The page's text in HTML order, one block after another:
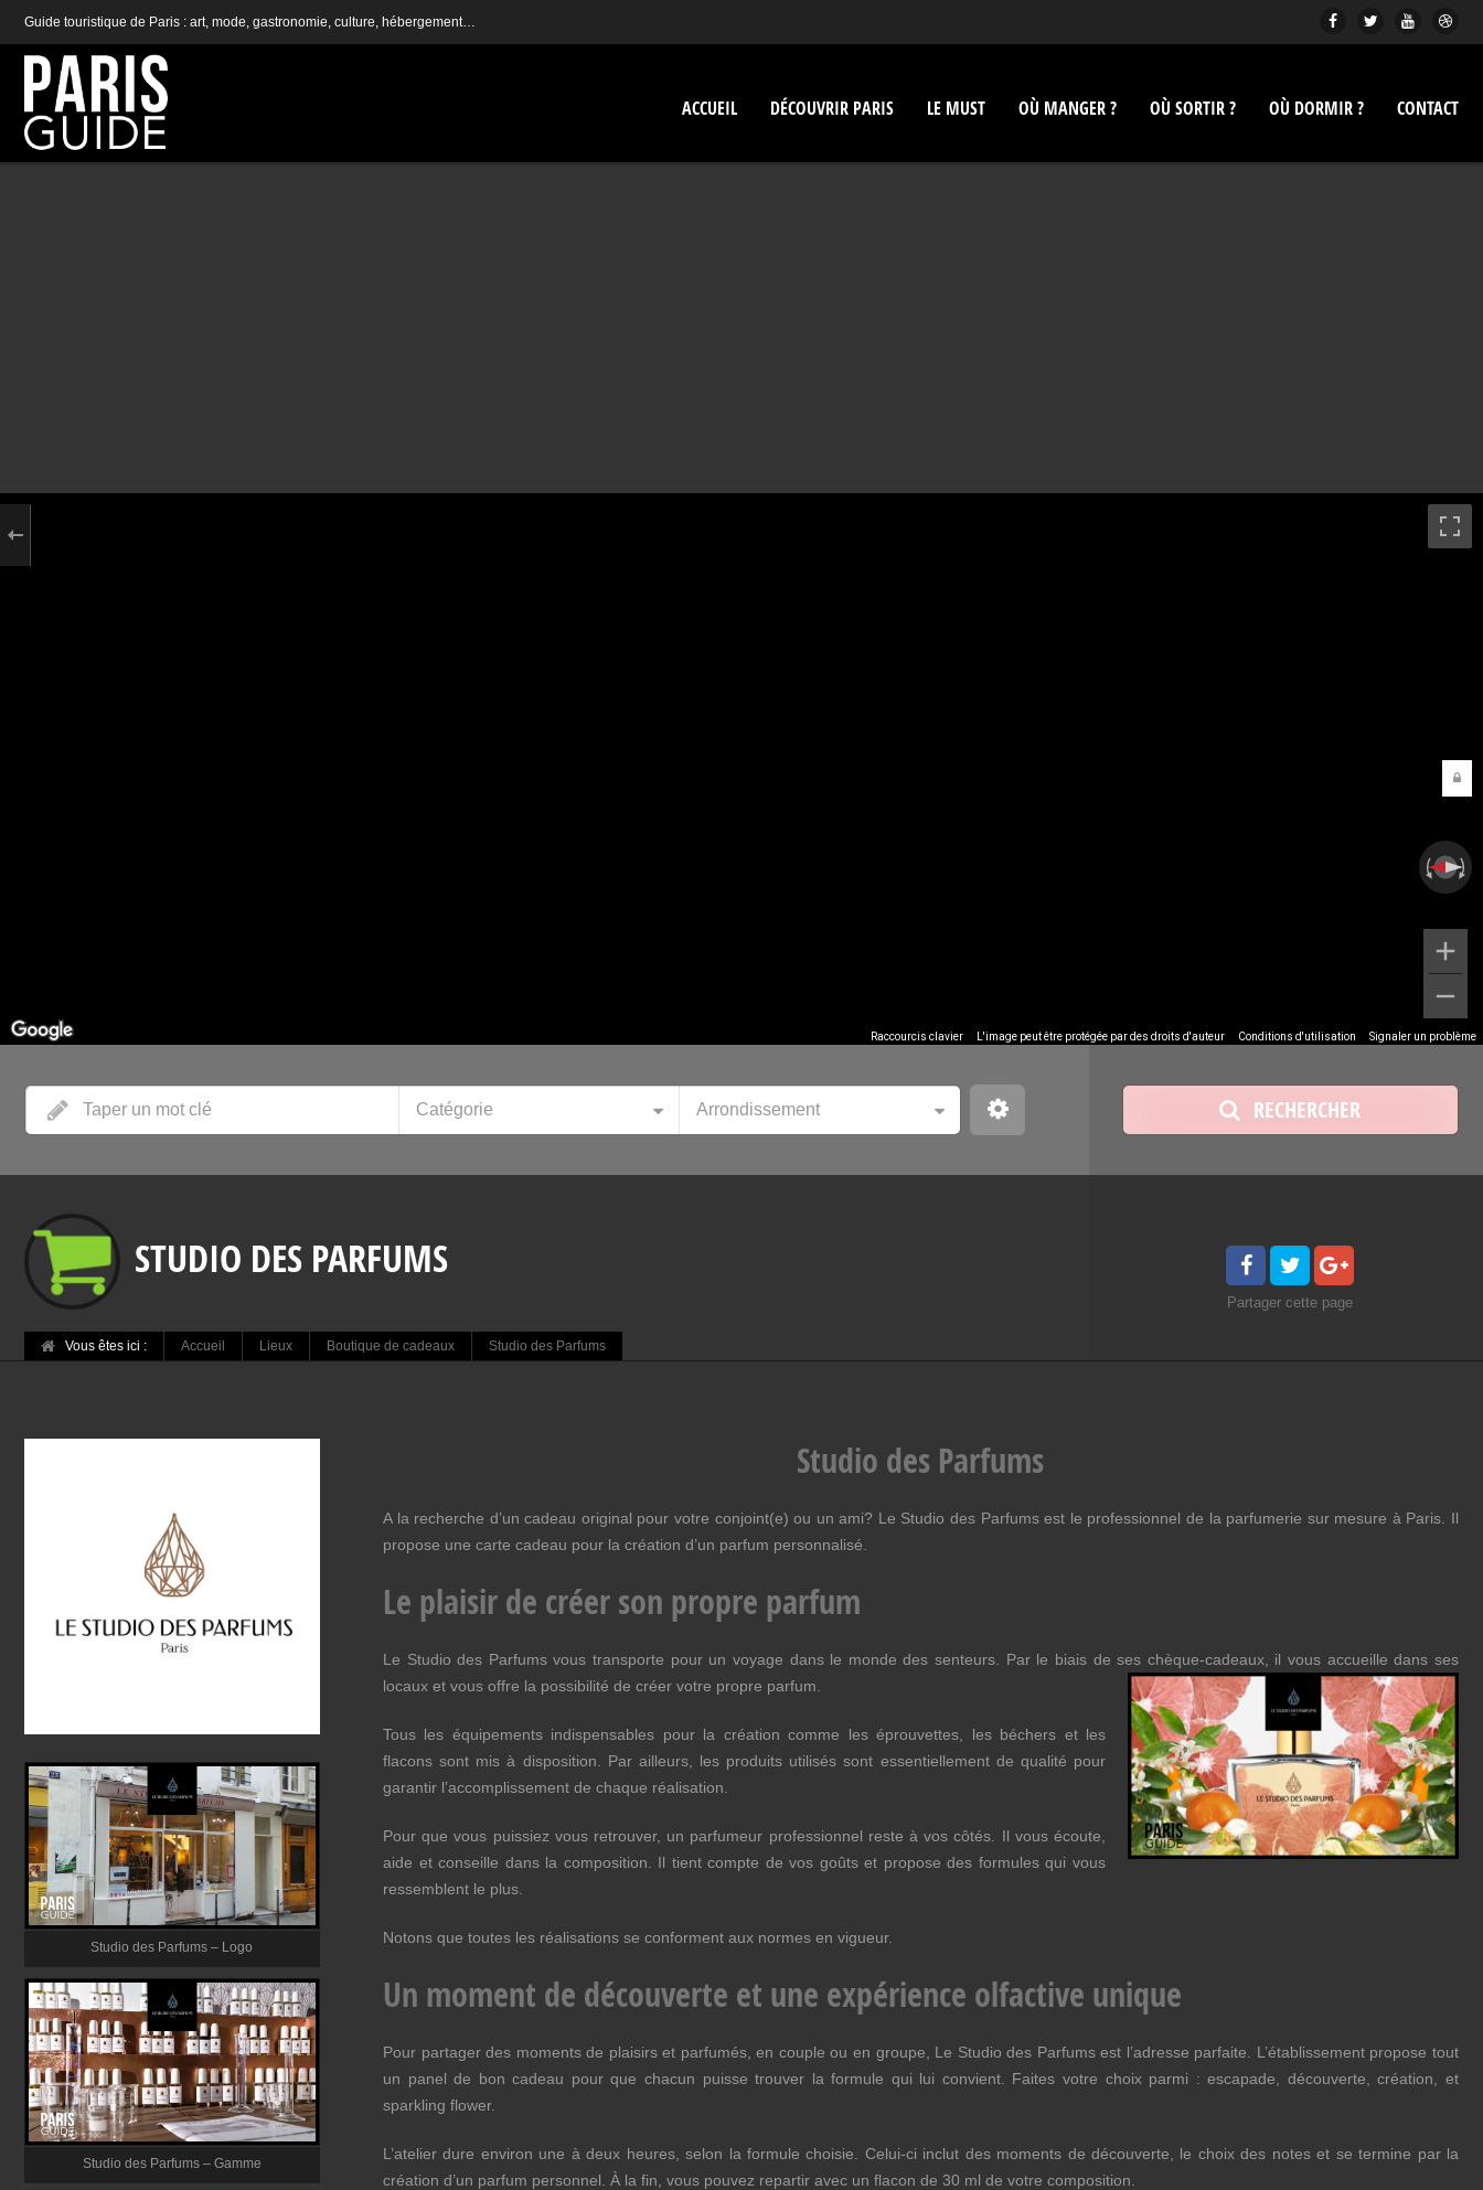
Guide touristique de Paris : art, mode, gastronomie, culture, hébergement…
ACCUEIL DÉCOUVRIR PARIS LE MUST OÙ MANGER ? OÙ SORTIR ? OÙ DORMIR ? CONTACT
Raccourcis clavier L'image peut être protégée par des droits d'auteur Conditions d'utilisation Signaler un problème
Catégorie Arrondissement RECHERCHER
STUDIO DES PARFUMS
Vous êtes ici : Accueil Lieux Boutique de cadeaux Studio des Parfums
Partager cette page
Studio des Parfums – Logo
Studio des Parfums – Gamme
Studio des Parfums
A la recherche d’un cadeau original pour votre conjoint(e) ou un ami? Le Studio des Parfums est le professionnel de la parfumerie sur mesure à Paris. Il
propose une carte cadeau pour la création d’un parfum personnalisé.
Le plaisir de créer son propre parfum
Le Studio des Parfums vous transporte pour un voyage dans le monde des senteurs. Par le biais de ses chèque-cadeaux, il vous accueille dans ses
locaux et vous offre la possibilité de créer votre propre parfum.
Tous les équipements indispensables pour la création comme les éprouvettes, les béchers et les
flacons sont mis à disposition. Par ailleurs, les produits utilisés sont essentiellement de qualité pour
garantir l’accomplissement de chaque réalisation.
Pour que vous puissiez vous retrouver, un parfumeur professionnel reste à vos côtés. Il vous écoute,
aide et conseille dans la composition. Il tient compte de vos goûts et propose des formules qui vous
ressemblent le plus.
Notons que toutes les réalisations se conforment aux normes en vigueur.
Un moment de découverte et une expérience olfactive unique
Pour partager des moments de plaisirs et parfumés, en couple ou en groupe, Le Studio des Parfums est l’adresse parfaite. L’établissement propose tout
un panel de bon cadeau pour que chacun puisse trouver la formule qui lui convient. Faites votre choix parmi : escapade, découverte, création, et
sparkling flower.
L’atelier dure environ une à deux heures, selon la formule choisie. Celui-ci inclut des moments de découverte, le choix des notes et se termine par la
création d’un parfum personnel. À la fin, vous pouvez repartir avec un flacon de 30 ml de votre composition.